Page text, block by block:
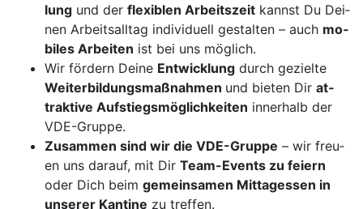
lung und der fle­xi­blen Ar­beits­zeit kannst Du Dei­
nen Ar­beits­all­tag in­di­vi­du­ell ge­stal­ten – auch mo­
bi­les Ar­bei­ten ist bei uns mög­lich.
Wir för­dern Dei­ne Ent­wick­lung durch ge­ziel­te
Wei­ter­bil­dungs­maß­nah­men und bie­ten Dir at­
trak­ti­ve Auf­stiegs­mög­lich­kei­ten in­ner­halb der
VDE-Grup­pe.
Zu­sam­men sind wir die VDE-Grup­pe – wir freu­
en uns da­rauf, mit Dir Team-Events zu fei­ern
oder Dich beim ge­mein­sa­men Mit­tag­es­sen in
un­se­rer Kan­ti­ne zu tref­fen.